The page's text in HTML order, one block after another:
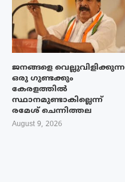
ജനങ്ങളെ വെല്ലുവിളിക്കുന്ന
ഒരു ഗുണ്ടക്കും
കേരളത്തിൽ
സ്ഥാനമുണ്ടാകില്ലെന്ന്
രമേശ് ചെന്നിത്തല
August 9, 2026